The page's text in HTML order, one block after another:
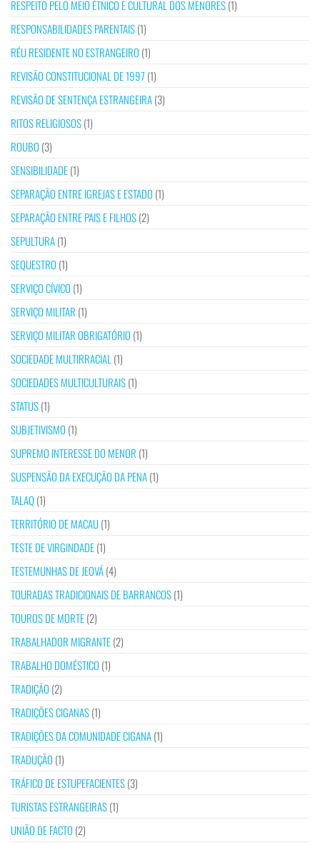
RESPEITO PELO MEIO ÉTNICO E CULTURAL DOS MENORES(1)
RESPONSABILIDADES PARENTAIS(1)
RÉU RESIDENTE NO ESTRANGEIRO (1)
REVISÃO CONSTITUCIONAL DE 1997 (1)
REVISÃO DE SENTENÇA ESTRANGEIRA(3)
RITOS RELIGIOSOS(1)
ROUBO (3)
SENSIBILIDADE(1)
SEPARAÇÃO ENTRE IGREJAS E ESTADO (1)
SEPARAÇÃO ENTRE PAIS E FILHOS(2)
SEPULTURA(1)
SEQUESTRO (1)
SERVIÇO CÍVICO (1)
SERVIÇO MILITAR (1)
SERVIÇO MILITAR OBRIGATÓRIO (1)
SOCIEDADE MULTIRRACIAL (1)
SOCIEDADES MULTICULTURAIS(1)
STATUS(1)
SUBJETIVISMO (1)
SUPREMO INTERESSE DO MENOR (1)
SUSPENSÃO DA EXECUÇÃO DA PENA(1)
TALAQ(1)
TERRITÓRIO DE MACAU(1)
TESTE DE VIRGINDADE(1)
TESTEMUNHAS DE JEOVÁ(4)
TOURADAS TRADICIONAIS DE BARRANCOS(1)
TOUROS DE MORTE(2)
TRABALHADOR MIGRANTE(2)
TRABALHO DOMÉSTICO (1)
TRADIÇÃO (2)
TRADIÇÕES CIGANAS(1)
TRADIÇÕES DA COMUNIDADE CIGANA(1)
TRADUÇÃO (1)
TRÁFICO DE ESTUPEFACIENTES(3)
TURISTAS ESTRANGEIRAS(1)
UNIÃO DE FACTO (2)